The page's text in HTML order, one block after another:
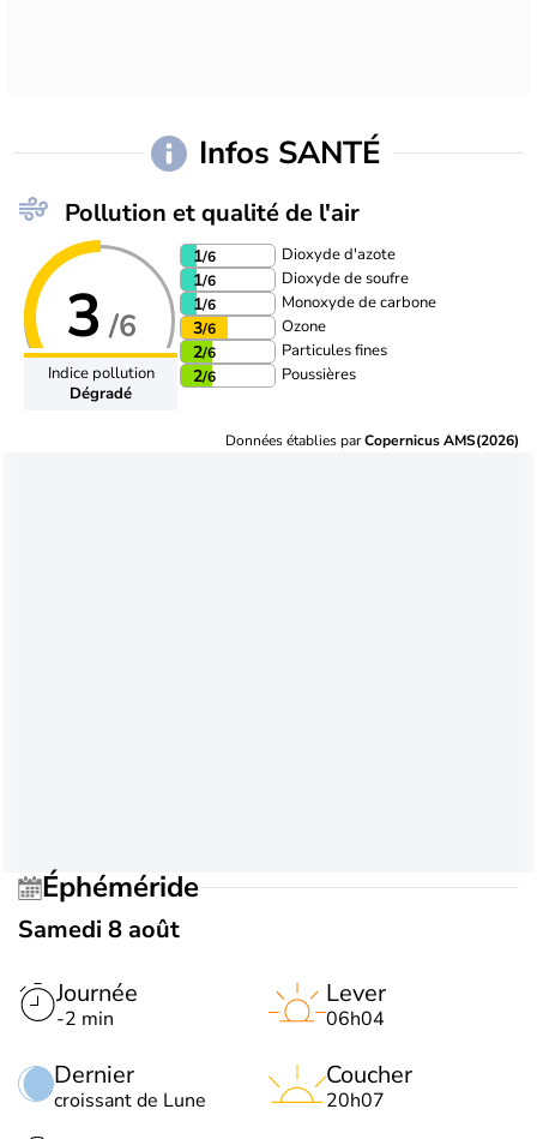
Infos SANTÉ
Pollution et qualité de l'air
3 /6
Indice pollution
Dégradé
1/6 Dioxyde d'azote
1/6 Dioxyde de soufre
1/6 Monoxyde de carbone
3/6 Ozone
2/6 Particules fines
2/6 Poussières
Données établies parCopernicus AMS(2026)
Éphéméride
Samedi 8 août
Journée
-2 min
Dernier
croissant de Lune
Lever
06h04
Coucher
20h07